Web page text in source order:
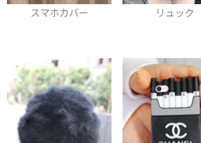
リュック ローファー